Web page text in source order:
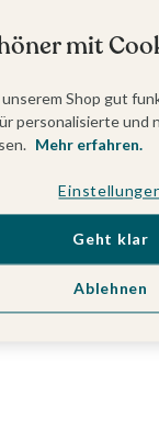
mit
Shop gut
personalisierte
Mehr erfahren.
Ablehnen
Geht klar